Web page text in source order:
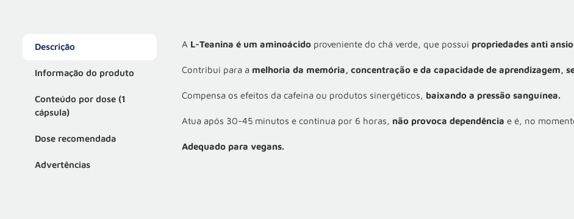
Descrição
Informação do produto
Conteúdo por dose (1
cápsula)
Dose recomendada
Advertências
A L-Teanina é um aminoácidoproveniente do chá verde, que possui propriedades anti
Contribui para a melhoria da memória, concentração e da capacidade de aprendizagem,
Compensa os efeitos da cafeina ou produtos sinergéticos, baixando a pressão sanguínea.
Atua após 30-45 minutos e continua por 6 horas, não provoca dependência e é, no
Adequado para vegans.